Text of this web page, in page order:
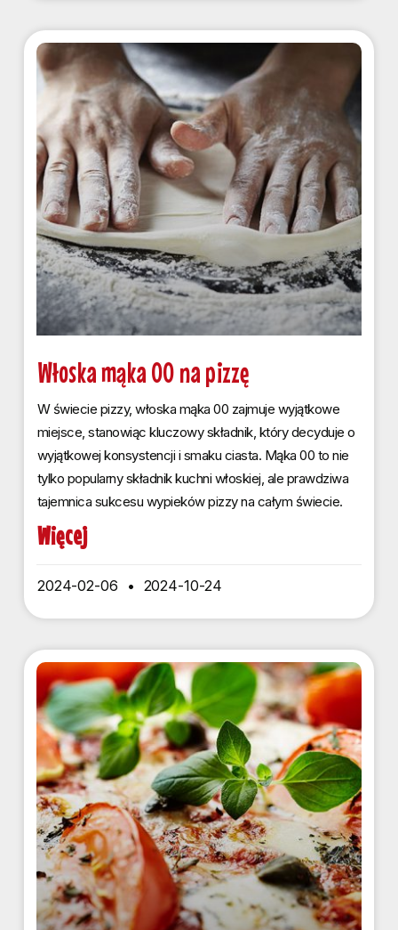
Włoska mąka 00 na pizzę
W świecie pizzy, włoska mąka 00 zajmuje wyjątkowe
miejsce, stanowiąc kluczowy składnik, który decyduje o
wyjątkowej konsystencji i smaku ciasta. Mąka 00 to nie
tylko popularny składnik kuchni włoskiej, ale prawdziwa
tajemnica sukcesu wypieków pizzy na całym świecie.
Więcej
2024-02-06 2024-10-24